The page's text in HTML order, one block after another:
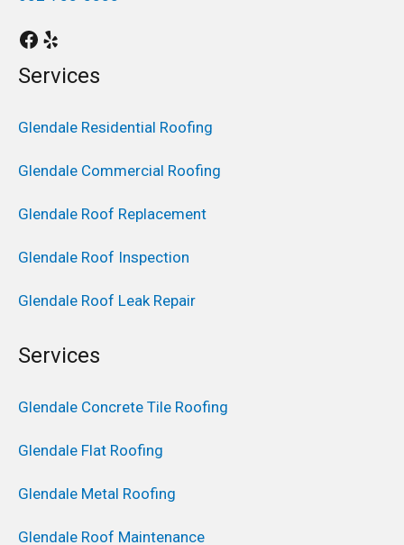
Services
Glendale Residential Roofing
Glendale Commercial Roofing
Glendale Roof Replacement
Glendale Roof Inspection
Glendale Roof Leak Repair
Services
Glendale Concrete Tile Roofing
Glendale Flat Roofing
Glendale Metal Roofing
Glendale Roof Maintenance